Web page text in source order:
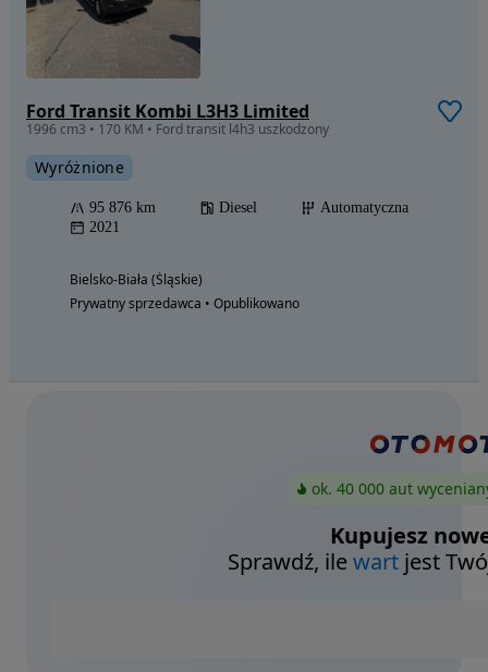
Ford Transit Kombi L3H3 Limited
1996 cm3 • 170 KM • Ford transit l4h3 uszkodzony
Wyróżnione
95 876 km Diesel
Automatyczna
2021
Bielsko-Biała (Śląskie)
Prywatny sprzedawca • Opublikowano
ok. 40 000 aut
Kupujesz
Sprawdź, ilewart jest